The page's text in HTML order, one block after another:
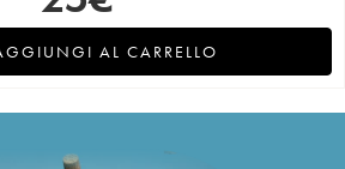
AL CARRELLO